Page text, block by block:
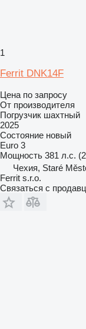
1
Ferrit DNK14F
Цена по запросу
От производителя
Погрузчик шахтный
2025
Состояние новый
Euro 3
Мощность 381 л.с.
Чехия, Staré
Ferrit s.r.o.
Связаться с